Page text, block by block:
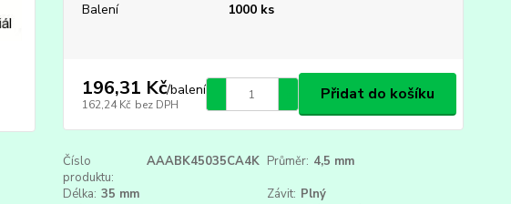
Balení 1000 ks
196,31 Kč/balení
162,24 Kč bez DPH
Přidat do košíku
Číslo
produktu:
AAABK45035CA4K Průměr: 4,5 mm
Délka: 35 mm Závit: Plný